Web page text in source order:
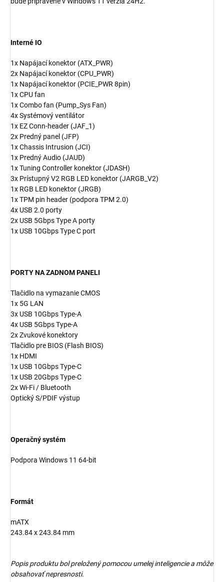
Interné IO
1x Napájací konektor (ATX_PWR)
2x Napájací konektor (CPU_PWR)
1x Napájací konektor (PCIE_PWR 8pin)
1x CPU fan
1x Combo fan (Pump_Sys Fan)
4x Systémový ventilátor
1x EZ Conn-header (JAF_1)
2x Predný panel (JFP)
1x Chassis Intrusion (JCI)
1x Predný Audio (JAUD)
1x Tuning Controller konektor (JDASH)
3x Prístupný V2 RGB LED konektor (JARGB_V2)
1x RGB LED konektor (JRGB)
1x TPM pin header (podpora TPM 2.0)
4x USB 2.0 porty
2x USB 5Gbps Type A porty
1x USB 10Gbps Type C port
PORTY NA ZADNOM PANELI
Tlačidlo na vymazanie CMOS
1x 5G LAN
3x USB 10Gbps Type-A
4x USB 5Gbps Type-A
2x Zvukové konektory
Tlačidlo pre BIOS (Flash BIOS)
1x HDMI
1x USB 10Gbps Type-C
1x USB 20Gbps Type-C
2x Wi-Fi / Bluetooth
Optický S/PDIF výstup
Operačný systém
Podpora Windows 11 64-bit
Formát
mATX
243.84 x 243.84 mm
Popis produktu bol preložený pomocou umelej inteligencie a môže
obsahovať nepresnosti.